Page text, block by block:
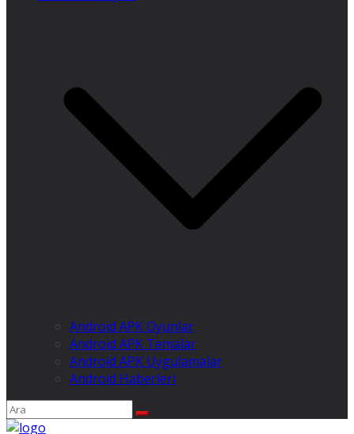
Android APK Oyunlar
Android APK Temalar
Android APK Uygulamalar
Android Haberleri